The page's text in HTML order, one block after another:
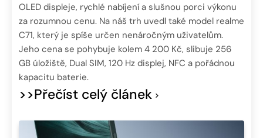
OLED displeje, rychlé nabíjení a slušnou porci výkonu
za rozumnou cenu. Na náš trh uvedl také model realme
C71, který je spíše určen nenáročným uživatelům.
Jeho cena se pohybuje kolem 4 200 Kč, slibuje 256
GB úložiště, Dual SIM, 120 Hz displej, NFC a pořádnou
kapacitu baterie.
>>Přečíst celý článek